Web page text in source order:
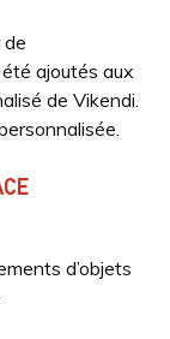
ajoutés aux
de Vikendi.
d’objets